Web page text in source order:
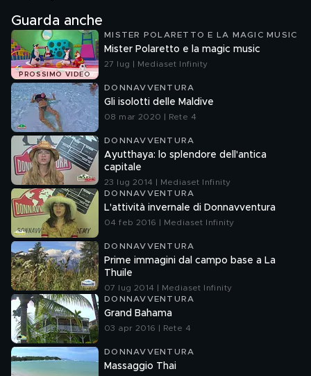
Guarda anche
PROSSIMO VIDEO
MISTER POLARETTO E LA MAGIC MUSIC
Mister Polaretto e la magic music
27 lug | Mediaset Infinity
DONNAVVENTURA
Gli isolotti delle Maldive
08 mar 2020 | Rete 4
DONNAVVENTURA
Ayutthaya: lo splendore dell'antica
capitale
23 lug 2014 | Mediaset Infinity
DONNAVVENTURA
L'attività invernale di Donnavventura
04 feb 2016 | Mediaset Infinity
DONNAVVENTURA
Prime immagini dal campo base a La
Thuile
07 lug 2014 | Mediaset Infinity
DONNAVVENTURA
Grand Bahama
03 apr 2016 | Rete 4
DONNAVVENTURA
Massaggio Thai